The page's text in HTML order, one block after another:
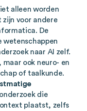
alleen worden
zijn voor andere
De
wetenschappen
naar AI zelf.
ook neuro- en
of taalkunde.
die
plaatst, zelfs